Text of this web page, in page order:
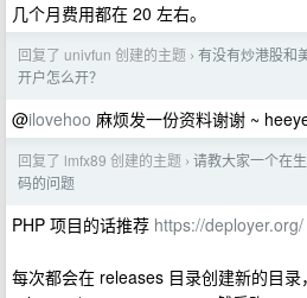
几个月费用都在 20 左右。
回复了 univfun 创建的主题 › 有没有炒港股和
开户怎么开？
@ilovehoo 麻烦发一份资料谢谢 ~
回复了 lmfx89 创建的主题 › 请教大家一个在
码的问题
PHP 项目的话推荐 https://deployer.org/
每次都会在 releases 目录创建新的目录